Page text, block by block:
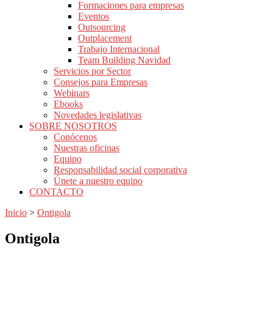
Formaciones para empresas
Eventos
Outsourcing
Outplacement
Trabajo Internacional
Team Building Navidad
Servicios por Sector
Consejos para Empresas
Webinars
Ebooks
Novedades legislativas
SOBRE NOSOTROS
Conócenos
Nuestras oficinas
Equipo
Responsabilidad social corporativa
Únete a nuestro equipo
CONTACTO
Inicio > Ontigola
Ontigola